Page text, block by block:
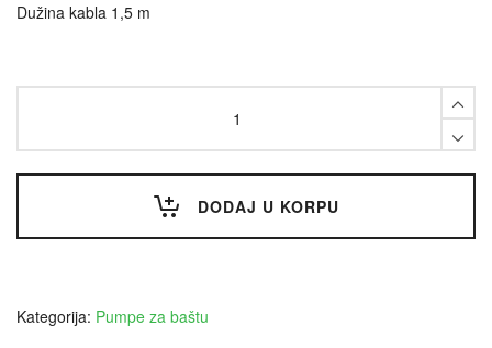
Dužina kabla 1,5 m
DODAJ U KORPU
Kategorija: Pumpe za baštu